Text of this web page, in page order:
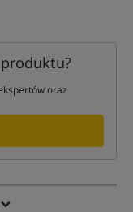
oraz